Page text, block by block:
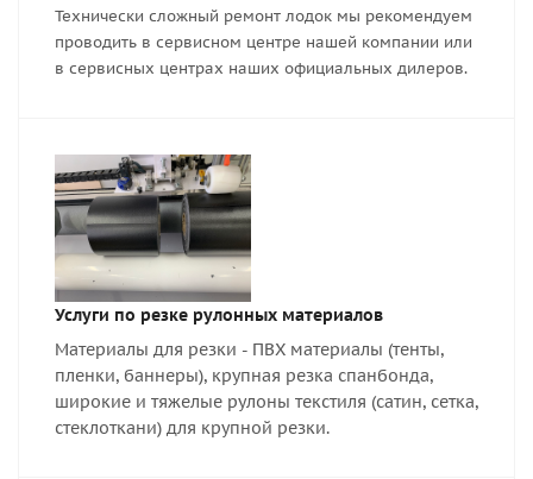
Технически сложный ремонт лодок мы рекомендуем
проводить в сервисном центре нашей компании или
в сервисных центрах наших официальных дилеров.
Услуги по резке рулонных материалов
Материалы для резки - ПВХ материалы (тенты,
пленки, баннеры), крупная резка спанбонда,
широкие и тяжелые рулоны текстиля (сатин, сетка,
стеклоткани) для крупной резки.